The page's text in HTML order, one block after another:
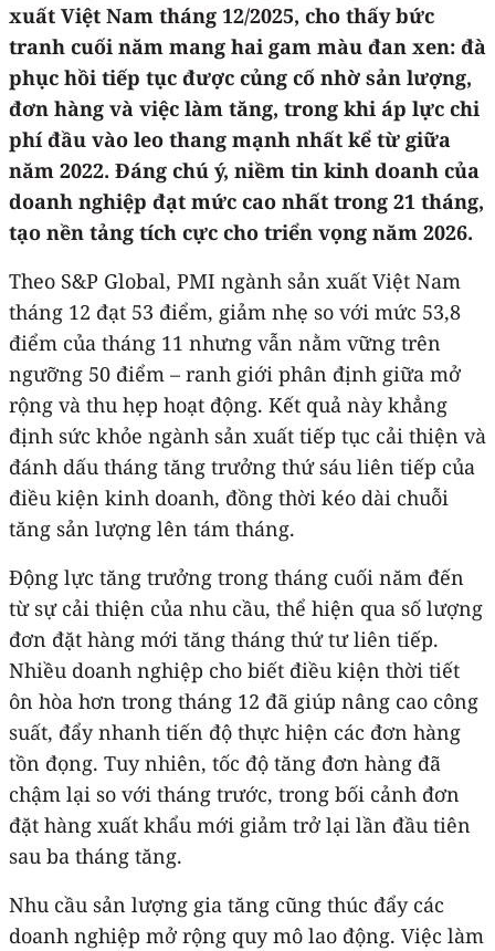
xuất Việt Nam tháng 12/2025, cho thấy bức
tranh cuối năm mang hai gam màu đan xen: đà
phục hồi tiếp tục được củng cố nhờ sản lượng,
đơn hàng và việc làm tăng, trong khi áp lực chi
phí đầu vào leo thang mạnh nhất kể từ giữa
năm 2022. Đáng chú ý, niềm tin kinh doanh của
doanh nghiệp đạt mức cao nhất trong 21 tháng,
tạo nền tảng tích cực cho triển vọng năm 2026.
Theo S&P Global, PMI ngành sản xuất Việt Nam
tháng 12 đạt 53 điểm, giảm nhẹ so với mức 53,8
điểm của tháng 11 nhưng vẫn nằm vững trên
ngưỡng 50 điểm – ranh giới phân định giữa mở
rộng và thu hẹp hoạt động. Kết quả này khẳng
định sức khỏe ngành sản xuất tiếp tục cải thiện và
đánh dấu tháng tăng trưởng thứ sáu liên tiếp của
điều kiện kinh doanh, đồng thời kéo dài chuỗi
tăng sản lượng lên tám tháng.
Động lực tăng trưởng trong tháng cuối năm đến
từ sự cải thiện của nhu cầu, thể hiện qua số lượng
đơn đặt hàng mới tăng tháng thứ tư liên tiếp.
Nhiều doanh nghiệp cho biết điều kiện thời tiết
ôn hòa hơn trong tháng 12 đã giúp nâng cao công
suất, đẩy nhanh tiến độ thực hiện các đơn hàng
tồn đọng. Tuy nhiên, tốc độ tăng đơn hàng đã
chậm lại so với tháng trước, trong bối cảnh đơn
đặt hàng xuất khẩu mới giảm trở lại lần đầu tiên
sau ba tháng tăng.
Nhu cầu sản lượng gia tăng cũng thúc đẩy các
doanh nghiệp mở rộng quy mô lao động. Việc làm